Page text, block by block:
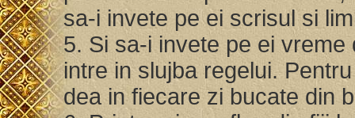
sa-i invete pe ei scrisul si
5. Si sa-i invete pe ei
intre in slujba regelui.
dea in fiecare zi bucate din